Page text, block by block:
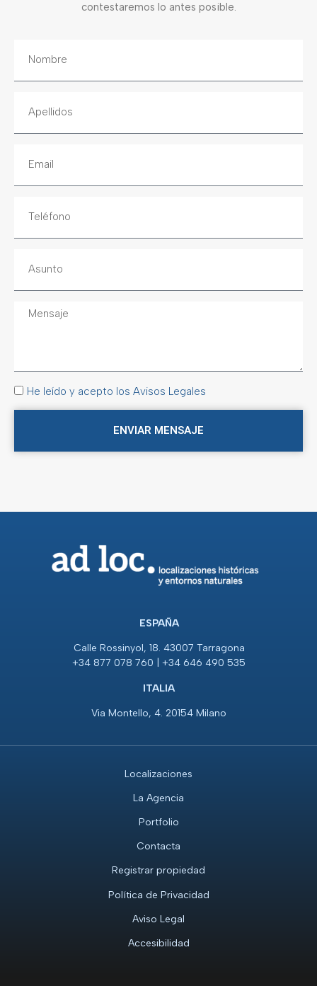
contestaremos lo antes posible.
He leído y acepto los Avisos Legales
ENVIAR MENSAJE
ESPAÑA
Calle Rossinyol, 18. 43007 Tarragona
+34 877 078 760 | +34 646 490 535
ITALIA
Via Montello, 4. 20154 Milano
Localizaciones
La Agencia
Portfolio
Contacta
Registrar propiedad
Política de Privacidad
Aviso Legal
Accesibilidad